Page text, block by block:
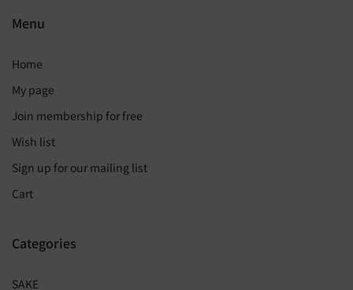
Menu
Home
My page
Join membership for free
Wish list
Sign up for our mailing list
Cart
Categories
SAKE